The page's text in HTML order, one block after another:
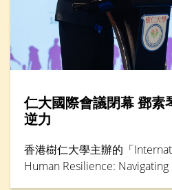
仁大國際會議閉幕 鄧素
逆力
香港樹仁大學主辦的「
Human Resilience: Navigating